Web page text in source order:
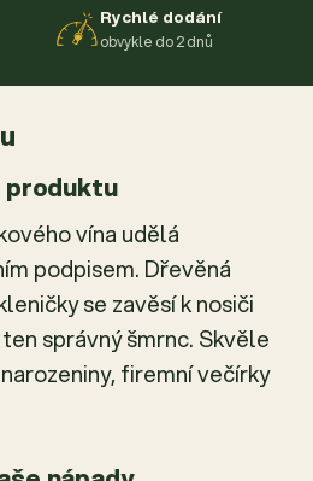
Rychlé dodání
obvykle do 2 dnů
produktu
vína udělá
podpisem. Dřevěná
se zavěsí k nosiči
správný šmrnc. Skvěle
firemní večírky